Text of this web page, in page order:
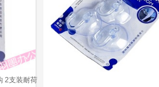
2支装耐荷